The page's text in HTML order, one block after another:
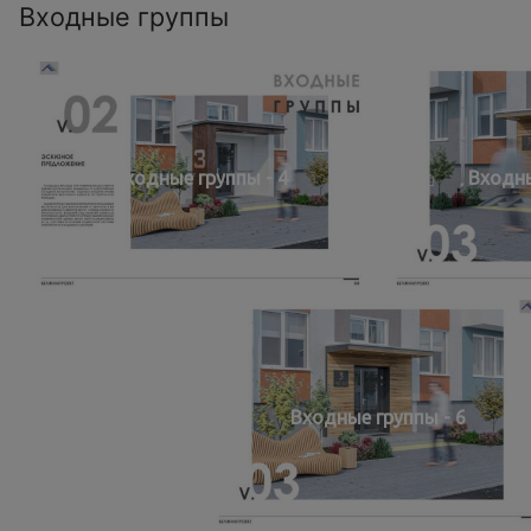
Входные группы
Входные группы - 4
Входные группы - 6